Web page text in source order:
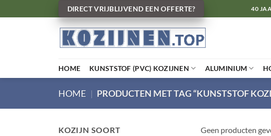
naar
DIRECT VRIJBLIJVEND EEN OFFERTE? 40
HOME KUNSTSTOF (PVC) KOZIJNEN ALUMINIUM
HOME | PRODUCTEN MET TAG “KUNSTSTOF
KOZIJN SOORT Geen producten